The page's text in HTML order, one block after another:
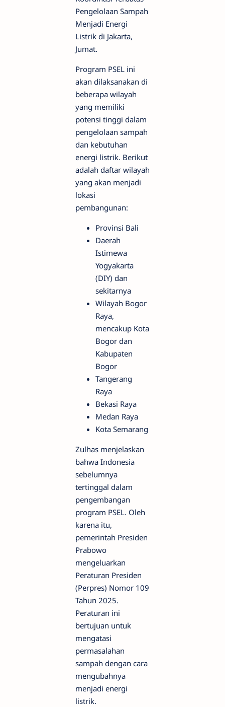
Pengelolaan Sampah
Menjadi Energi
Listrik di Jakarta,
Jumat.
Program PSEL ini
akan dilaksanakan di
beberapa wilayah
yang memiliki
potensi tinggi dalam
pengelolaan sampah
dan kebutuhan
energi listrik. Berikut
adalah daftar wilayah
yang akan menjadi
lokasi
pembangunan:
Provinsi Bali
Daerah
Istimewa
Yogyakarta
(DIY) dan
sekitarnya
Wilayah Bogor
Raya,
mencakup Kota
Bogor dan
Kabupaten
Bogor
Tangerang
Raya
Bekasi Raya
Medan Raya
Kota Semarang
Zulhas menjelaskan
bahwa Indonesia
sebelumnya
tertinggal dalam
pengembangan
program PSEL. Oleh
karena itu,
pemerintah Presiden
Prabowo
mengeluarkan
Peraturan Presiden
(Perpres) Nomor 109
Tahun 2025.
Peraturan ini
bertujuan untuk
mengatasi
permasalahan
sampah dengan cara
mengubahnya
menjadi energi
listrik.